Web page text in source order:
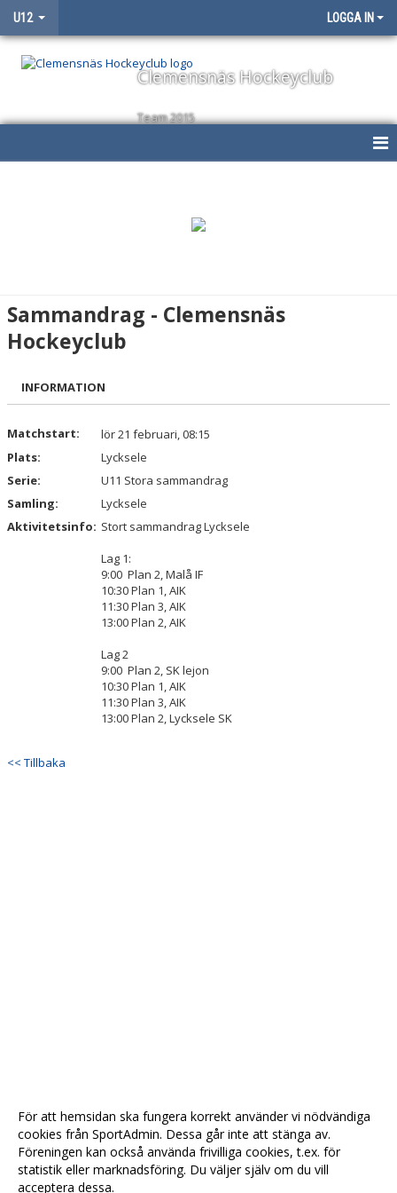
U12 LOGGA IN
Clemensnäs Hockeyclub
Team 2015
TRUPPEN
DOKUMENT
Sammandrag - Clemensnäs
Hockeyclub
INFORMATION
Matchstart:
lör 21 februari, 08:15
Plats:
Lycksele
Serie:
U11 Stora sammandrag
Samling:
Lycksele
Aktivitetsinfo: Stort sammandrag Lycksele
Lag 1:
9:00 Plan 2, Malå IF
10:30 Plan 1, AIK
11:30 Plan 3, AIK
13:00 Plan 2, AIK
Lag 2
9:00 Plan 2, SK lejon
10:30 Plan 1, AIK
11:30 Plan 3, AIK
13:00 Plan 2, Lycksele SK
<< Tillbaka
För att hemsidan ska fungera korrekt använder vi nödvändiga
cookies från SportAdmin. Dessa går inte att stänga av.
Föreningen kan också använda frivilliga cookies, t.ex. för
statistik eller marknadsföring. Du väljer själv om du vill
acceptera dessa.